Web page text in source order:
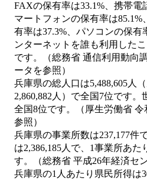
FAXの保有率は33.1%、携帯電
マートフォンの保有率は
有率は37.3%、パソコンの保有
ンターネットを誰も利用した
です。（総務省 通信利用動向
ータを参照）
兵庫県の総人口は5,488,605人
2,860,882人）で全国7位です。
全国8位です。（厚生労働省
参照）
兵庫県の事業所数は237,177件
は2,386,185人で、1事業所あた
す。（総務省 平成26年経済セ
兵庫県の1人あたり県民所得は